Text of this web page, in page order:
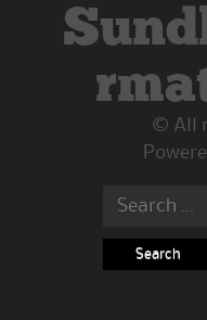
© All
Search